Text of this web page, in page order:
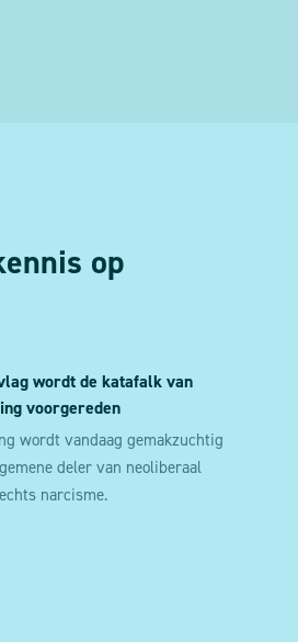
op
wordt de katafalk van
voorgereden
wordt vandaag gemakzuchtig
deler van neoliberaal
narcisme.